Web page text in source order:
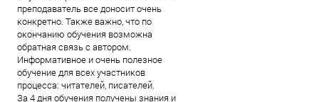
преподаватель все доносит очень
конкретно. Также важно, что по
окончанию обучения возможна
обратная связь с автором.
Информативное и очень полезное
обучение для всех участников
процесса: читателей, писателей.
За 4 дня обучения получены знания и